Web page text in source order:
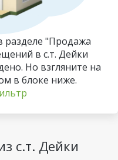
разделе "Продажа
в с.т. Дейки
Но взгляните на
в блоке ниже.
с.т. Дейки